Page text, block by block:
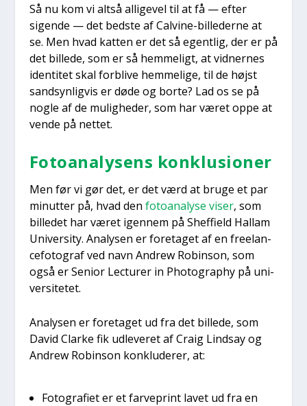
Så nu kom vi alt­så alli­ge­vel til at få — efter
sigen­de — det bed­ste af Cal­vi­ne-bil­le­der­ne at
se. Men hvad kat­ten er det så egent­lig, der er på
det bil­le­de, som er så hem­me­ligt, at vid­ner­nes
iden­ti­tet skal for­bli­ve hem­me­li­ge, til de højst
sand­syn­lig­vis er døde og bor­te? Lad os se på
nog­le af de mulig­he­der, som har været oppe at
ven­de på net­tet.
Foto­a­na­ly­sens kon­klu­sio­ner
Men før vi gør det, er det værd at bru­ge et par
minut­ter på, hvad den foto­a­na­ly­se viser, som
bil­le­det har været igen­nem på Shef­fi­eld Hal­lam
Uni­ver­si­ty. Ana­ly­sen er fore­ta­get af en fre­elan­
ce­fo­to­graf ved navn Andrew Robin­son, som
også er Seni­or Lec­tu­rer in Pho­to­grap­hy på uni­
ver­si­te­tet.
Ana­ly­sen er fore­ta­get ud fra det bil­le­de, som
David Clar­ke fik udle­ve­ret af Craig Lindsay og
Andrew Robin­son kon­klu­de­rer, at:
Foto­gra­fi­et er et far­ve­print lavet ud fra en